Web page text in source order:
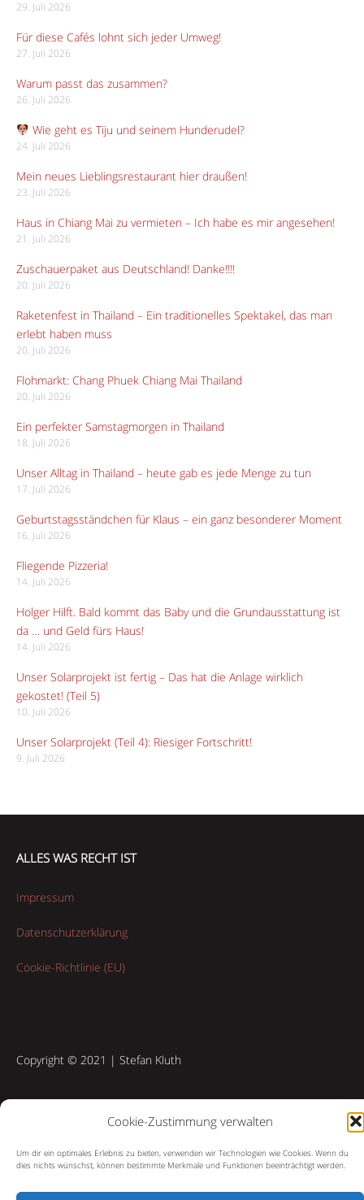
Cookie-Zustimmung verwalten
Um dir ein optimales Erlebnis zu bieten, verwenden wir Technologien wie Cookies. Wenn du
dies nichts wünschst, können bestimmte Merkmale und Funktionen beeinträchtigt werden.
29. Juli 2026
Für diese Cafés lohnt sich jeder Umweg!
27. Juli 2026
Warum passt das zusammen?
26. Juli 2026
Wie geht es Tiju und seinem Hunderudel?
24. Juli 2026
Mein neues Lieblingsrestaurant hier draußen!
23. Juli 2026
Haus in Chiang Mai zu vermieten – Ich habe es mir angesehen!
21. Juli 2026
Zuschauerpaket aus Deutschland! Danke!!!!
20. Juli 2026
Raketenfest in Thailand – Ein traditionelles Spektakel, das man
erlebt haben muss
20. Juli 2026
Flohmarkt: Chang Phuek Chiang Mai Thailand
20. Juli 2026
Ein perfekter Samstagmorgen in Thailand
18. Juli 2026
Unser Alltag in Thailand – heute gab es jede Menge zu tun
17. Juli 2026
Geburtstagsständchen für Klaus – ein ganz besonderer Moment
16. Juli 2026
Fliegende Pizzeria!
14. Juli 2026
Holger Hilft. Bald kommt das Baby und die Grundausstattung ist
da … und Geld fürs Haus!
14. Juli 2026
Unser Solarprojekt ist fertig – Das hat die Anlage wirklich
gekostet! (Teil 5)
10. Juli 2026
Unser Solarprojekt (Teil 4): Riesiger Fortschritt!
9. Juli 2026
ALLES WAS RECHT IST
Impressum
Datenschutzerklärung
Cookie-Richtlinie (EU)
Copyright © 2021 | Stefan Kluth